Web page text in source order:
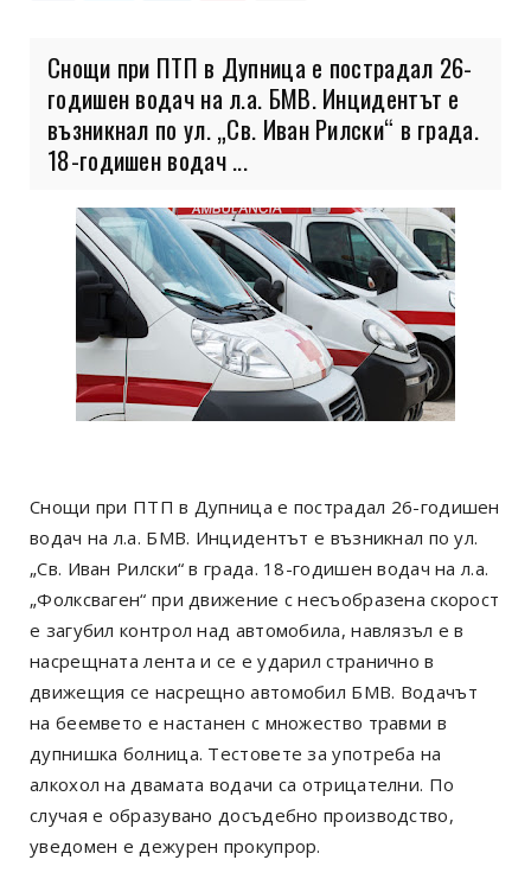
Снощи при ПТП в Дупница е пострадал 26-
годишен водач на л.а. БМВ. Инцидентът е
възникнал по ул. „Св. Иван Рилски“ в града.
18-годишен водач ...
Снощи при ПТП в Дупница е пострадал 26-годишен
водач на л.а. БМВ. Инцидентът е възникнал по ул.
„Св. Иван Рилски“ в града. 18-годишен водач на л.а.
„Фолксваген“ при движение с несъобразена скорост
е загубил контрол над автомобила, навлязъл е в
насрещната лента и се е ударил странично в
движещия се насрещно автомобил БМВ. Водачът
на беемвето е настанен с множество травми в
дупнишка болница. Тестовете за употреба на
алкохол на двамата водачи са отрицателни. По
случая е образувано досъдебно производство,
уведомен е дежурен прокупрор.